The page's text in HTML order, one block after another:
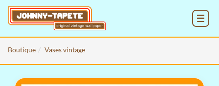
Boutique Vases vintage